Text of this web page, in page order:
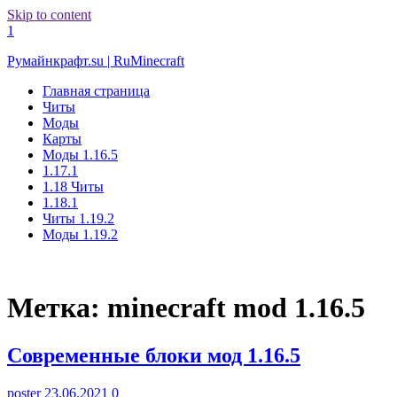
Skip to content
1
Румайнкрафт.su | RuMinecraft
Главная страница
Читы
Моды
Карты
Моды 1.16.5
1.17.1
1.18 Читы
1.18.1
Читы 1.19.2
Моды 1.19.2
Метка: minecraft mod 1.16.5
Современные блоки мод 1.16.5
poster 23.06.2021 0